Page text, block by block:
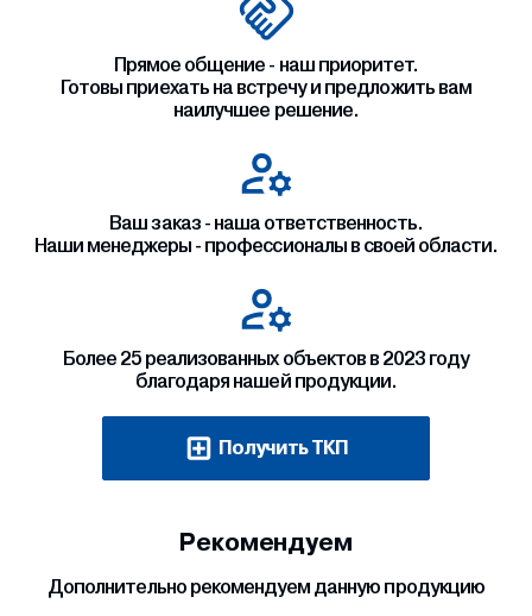
Прямое общение - наш приоритет.
Готовы приехать на встречу и предложить вам
наилучшее решение.
Ваш заказ - наша ответственность.
Наши менеджеры - профессионалы в своей области.
Более 25 реализованных объектов в 2023 году
благодаря нашей продукции.
Получить ТКП
Рекомендуем
Дополнительно рекомендуем данную продукцию